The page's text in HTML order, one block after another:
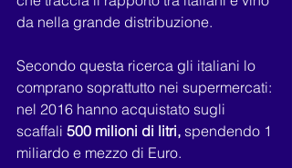
da nella grande distribuzione.
Secondo questa ricerca gli italiani lo
comprano soprattutto nei supermercati:
nel 2016 hanno acquistato sugli
scaffali 500 milioni di litri, spendendo 1
miliardo e mezzo di Euro.